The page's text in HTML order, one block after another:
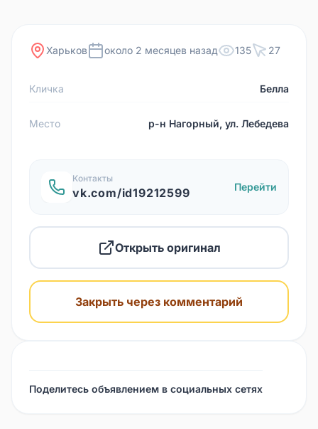
Харьков около 2 месяцев назад 135 27
Кличка Белла
Место р-н Нагорный, ул. Лебедева
Контакты
vk.com/id19212599 Перейти
Открыть оригинал
Закрыть через комментарий
Поделитесь объявлением в социальных сетях